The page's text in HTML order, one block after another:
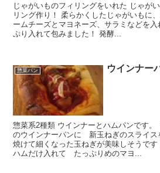
じゃがいものフィリングをいれた じゃが
リング作り！ 柔らかくしたじゃがいもに
ームチーズとマヨネーズ、サラミなどを
ぷり入れて包みました！ 発酵...
惣菜パン ウインナー
惣菜系2種類 ウインナーとハムパンです。
のウインナーパンに 新玉ねぎのスライス
焼けて細くなった玉ねぎが美味しそうで
ハムだけ入れて たっぷりめのマヨ...